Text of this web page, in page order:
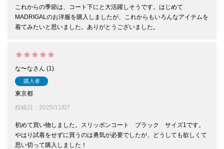
これからの季節は、コート下にと大活躍しそうです。はじめて
MADRIGALのお洋服を購入しましたが、これからもいろんなアイテムを
着てみたいと思いました。ありがとうございました。
な〜な 1
購入者
東京都
投稿日
2025/11/07
初めて買い物しました。スリッポンコート　ブラック　サイズ1です。
やはり試着をせずに買うのは勇気が必要でしたが、どうしても欲しくて
思い切って購入しました！